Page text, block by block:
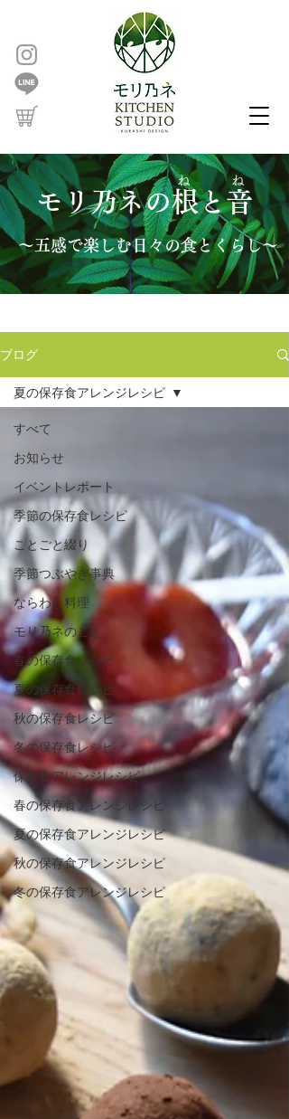
モリ乃ネの根と音
ね ね
～五感で楽しむ日々の食とくらし～
ブログ
すべて
お知らせ
イベントレポート
季節の保存食レシピ
ことごと綴り
季節つぶやき事典
ならわし料理
モリ乃ネのこと
春の保存食レシピ
夏の保存食レシピ
秋の保存食レシピ
冬の保存食レシピ
保存食アレンジレシピ
春の保存食アレンジレシピ
夏の保存食アレンジレシピ
秋の保存食アレンジレシピ
冬の保存食アレンジレシピ
夏の保存食アレンジレシピ